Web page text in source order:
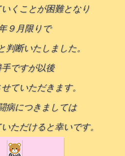
くことが困難となり
９月限りで
判断いたしました。
ですが以後
ていただきます。
病につきましては
ただけると幸いです。